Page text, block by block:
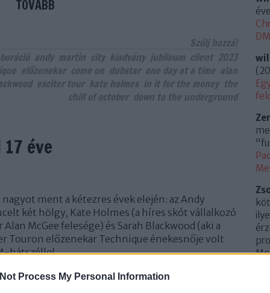
Process My Personal Information
TOVÁBB
Szólj hozzá!
andy martin city kiadvány jubileum client 2023
előzenekar come on dubstar one day at a time alan
exciter tour kate holmes in it for the money the
chill of october down to the underground
éve
ment a kétezres évek elején: az Andy
két hölgy, Kate Holmes (a híres skót vállalkozó
McGee felesége) és Sarah Blackwood (aki a
Touron előzenekar Technique énekesnője volt
hátszéllel…
(